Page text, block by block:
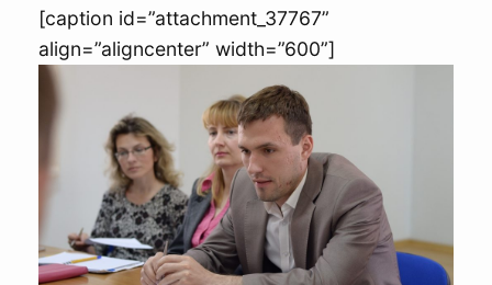
[caption id=”attachment_37767”
align=”aligncenter” width=”600”]